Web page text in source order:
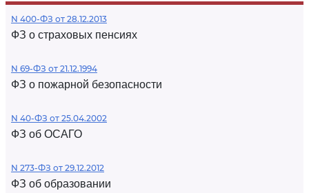
N 400-ФЗ от 28.12.2013
ФЗ о страховых пенсиях
N 69-ФЗ от 21.12.1994
ФЗ о пожарной безопасности
N 40-ФЗ от 25.04.2002
ФЗ об ОСАГО
N 273-ФЗ от 29.12.2012
ФЗ об образовании